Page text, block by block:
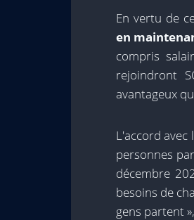
En vertu de
en
compris
rejoindront
avantageux
L'accord avec
personnes
décembre
besoins de
gens partent